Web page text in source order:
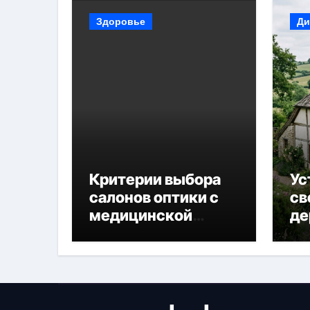
Здоровье
Критерии выбора
салонов оптики с
медицинской
диагностикой